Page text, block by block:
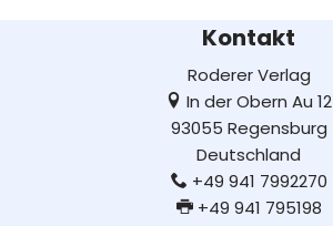
Kontakt
Roderer Verlag
In der Obern Au 12
93055 Regensburg
Deutschland
+49 941 7992270
+49 941 795198